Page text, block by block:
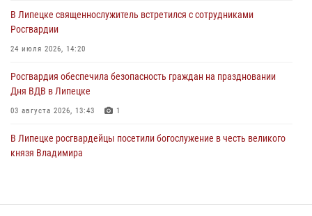
31 июля 2026, 08:17 1
В Липецке священнослужитель встретился с сотрудниками
Росгвардии
24 июля 2026, 14:20
Росгвардия обеспечила безопасность граждан на праздновании
Дня ВДВ в Липецке
03 августа 2026, 13:43 1
В Липецке росгвардейцы посетили богослужение в честь великого
князя Владимира